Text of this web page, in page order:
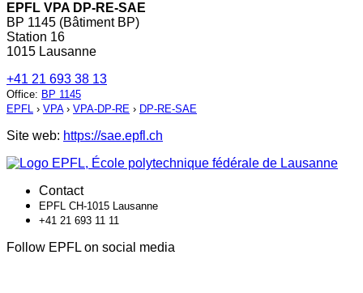
EPFL VPA DP-RE-SAE
BP 1145 (Bâtiment BP)
Station 16
1015 Lausanne
+41 21 693 38 13
Office: BP 1145
EPFL › VPA› VPA-DP-RE › DP-RE-SAE
Site web: https://sae.epfl.ch
Contact
EPFL CH-1015 Lausanne
+41 21 693 11 11
Follow EPFL on social media